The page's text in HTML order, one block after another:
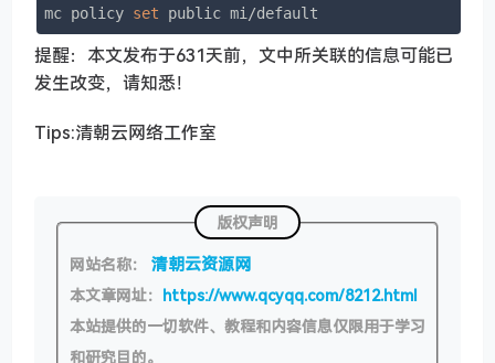
mc policy set public mi/default
提醒：本文发布于631天前，文中所关联的信息可能已
发生改变，请知悉！
Tips:清朝云网络工作室
版权声明
网站名称： 清朝云资源网
本文章网址： https://www.qcyqq.com/8212.html
本站提供的一切软件、教程和内容信息仅限用于学习
和研究目的。